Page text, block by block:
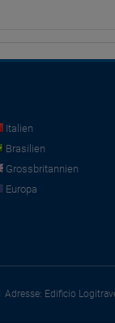
Italien
Brasilien
Grossbritannien
Europa
Adresse: Edificio